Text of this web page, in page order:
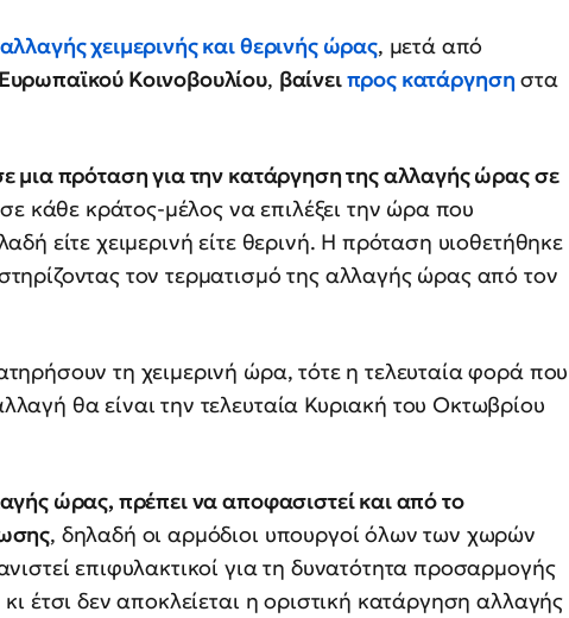
χειμερινής και θερινής ώρας, μετά από
Κοινοβουλίου, βαίνειπρος κατάργηση στα
μια πρόταση για την κατάργηση της αλλαγής ώρας σε
κάθε κράτος-μέλος να επιλέξει την ώρα που
είτε χειμερινή είτε θερινή. Η πρόταση υιοθετήθηκε
τον τερματισμό της αλλαγής ώρας από τον
τη χειμερινή ώρα, τότε η τελευταία φορά που
θα είναι την τελευταία Κυριακή του Οκτωβρίου
ώρας, πρέπει να αποφασιστεί και από το
, δηλαδή οι αρμόδιοι υπουργοί όλων των χωρών
επιφυλακτικοί για τη δυνατότητα προσαρμογής
έτσι δεν αποκλείεται η οριστική κατάργηση αλλαγής